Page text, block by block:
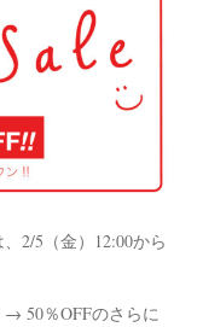
2/5（金）12:00から
→ 50％OFFのさらに